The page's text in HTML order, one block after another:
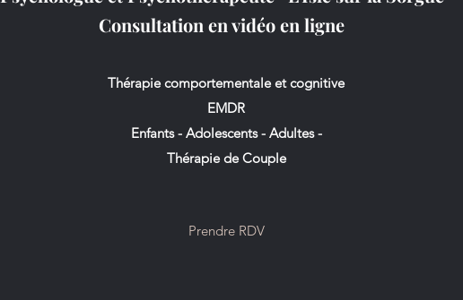
Consultation en vidéo en ligne
Thérapie comportementale et cognitive
EMDR
Enfants - Adolescents - Adultes -
Thérapie de Couple
Prendre RDV